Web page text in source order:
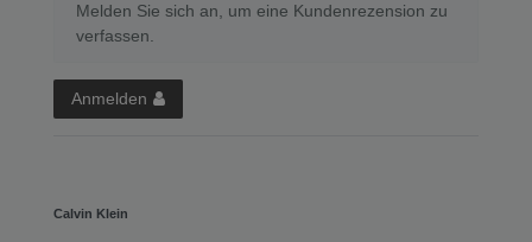
Melden Sie sich an, um eine Kundenrezension zu
verfassen.
Anmelden
Calvin Klein